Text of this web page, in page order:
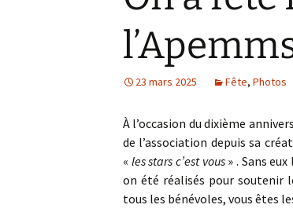
23 mars 2025 Fête, Photos
À l’occasion du dixième
de l’association depuis sa
« les stars c’est vous» . Sans
on été réalisés pour soutenir
tous les bénévoles, vous êtes